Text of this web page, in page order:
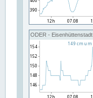
ODER - Eisenhüttenstadt